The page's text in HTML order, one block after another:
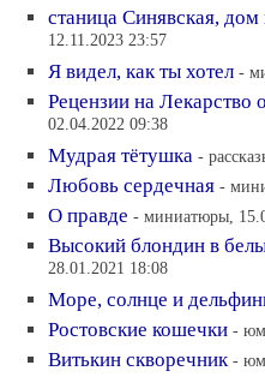
станица Синявская, дом
12.11.2023 23:57
Я видел, как ты хотел -
Рецензии на Лекарство
02.04.2022 09:38
Мудрая тётушка -
Любовь сердечная -
О правде - миниатюры,
Высокий блондин в
28.01.2021 18:08
Море, солнце и
Ростовские кошечки -
Витькин скворечник -